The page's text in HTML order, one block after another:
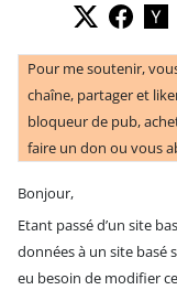
Pour me soutenir,
chaîne, partager et
bloqueur de pub,
faire un don ou vous
Bonjour,
Etant passé d’un site
données à un site basé
eu besoin de modifier